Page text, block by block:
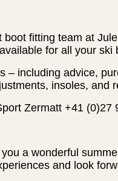
boot fitting team at
available for all your ski
– including advice,
insoles, and
Zermatt +41 (0)27
a wonderful
and look